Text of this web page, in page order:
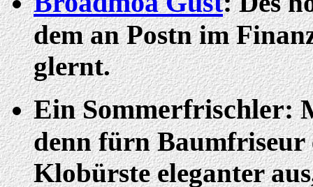
dem an Postn im
glernt.
Ein Sommerfrischler:
denn fürn Baumfriseur
Klobürste eleganter